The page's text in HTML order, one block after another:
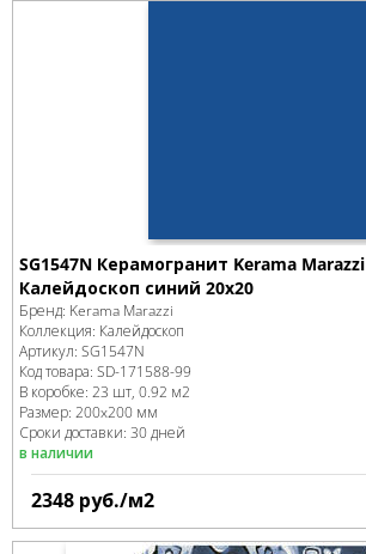
SG1547N Керамогранит Kerama Marazzi
Калейдоскоп синий 20х20
Бренд: Kerama Marazzi
Коллекция: Калейдоскоп
Артикул: SG1547N
Код товара: SD-171588-99
В коробке: 23 шт, 0.92 м2
Размер: 200x200 мм
Сроки доставки: 30 дней
в наличии
2348 руб./м2